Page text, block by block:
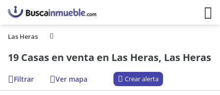
Las Heras
19 Casas en venta en Las Heras, Las Heras
Filtrar Ver mapa Crear alerta